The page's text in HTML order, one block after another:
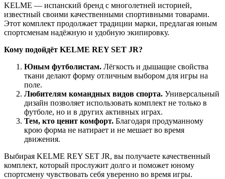
KELME — испанский бренд с многолетней историей,
известный своими качественными спортивными товарами.
Этот комплект продолжает традиции марки, предлагая юным
спортсменам надёжную и удобную экипировку.
Кому подойдёт KELME REY SET JR?
Юным футболистам. Лёгкость и дышащие свойства
ткани делают форму отличным выбором для игры на
поле.
Любителям командных видов спорта. Универсальный
дизайн позволяет использовать комплект не только в
футболе, но и в других активных играх.
Тем, кто ценит комфорт. Благодаря продуманному
крою форма не натирает и не мешает во время
движения.
Выбирая KELME REY SET JR, вы получаете качественный
комплект, который прослужит долго и поможет юному
спортсмену чувствовать себя уверенно во время игры.